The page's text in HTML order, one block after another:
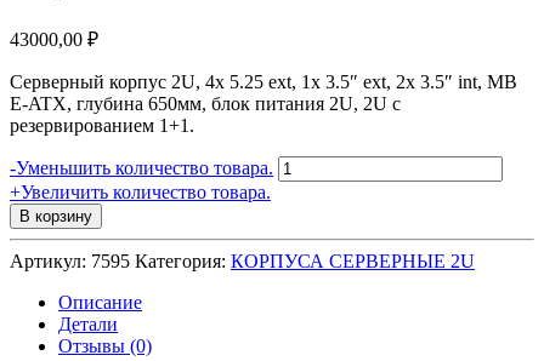
43000,00 ₽
Серверный корпус 2U, 4х 5.25 ext, 1x 3.5″ ext, 2x 3.5″ int, MB
E-ATX, глубина 650мм, блок питания 2U, 2U с
резервированием 1+1.
-Уменьшить количество товара. Количество
товара
2U
GHI-
+Увеличить количество товара.
В корзину
Артикул: 7595 Категория: КОРПУСА СЕРВЕРНЫЕ 2U
Описание
Детали
Отзывы (0)